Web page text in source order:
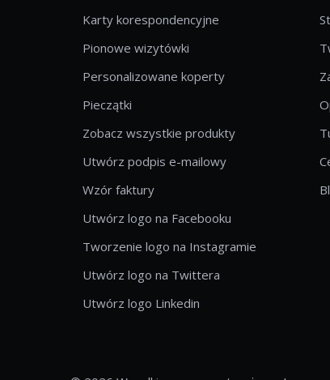
Karty korespondencyjne
Pionowe wizytówki
Personalizowane koperty
Pieczątki
Zobacz wszystkie produkty
Utwórz podpis e-mailowy
Wzór faktury
Utwórz logo na Facebooku
Tworzenie logo na Instagramie
Utwórz logo na Twittera
Utwórz logo Linkedin